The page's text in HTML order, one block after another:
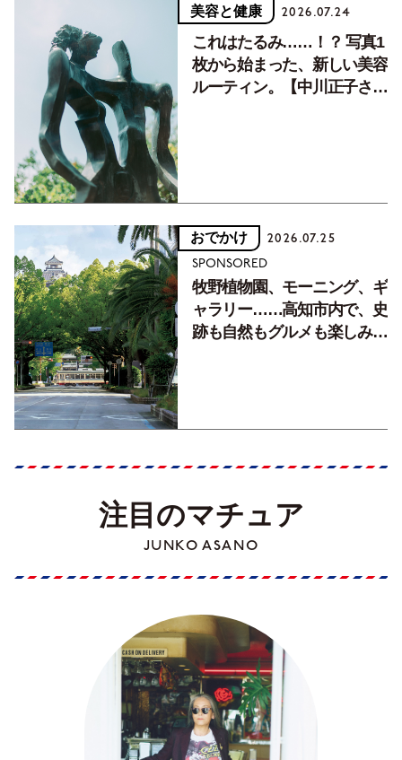
美容と健康 2026.07.24
これはたるみ……！？ 写真1
枚から始まった、新しい美容
ルーティン。【中川正子さん
おでかけ 2026.07.25
SPONSORED
牧野植物園、モーニング、ギ
ャラリー……高知市内で、史
跡も自然もグルメも楽しみ尽
注目のマチュア
JUNKO ASANO